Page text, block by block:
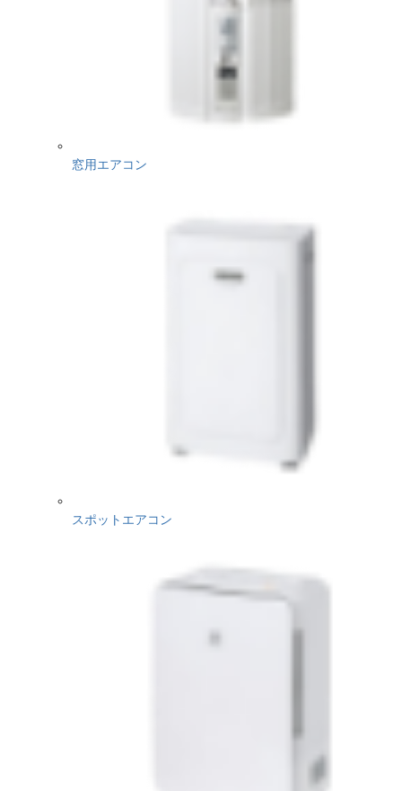
窓用エアコン
スポットエアコン